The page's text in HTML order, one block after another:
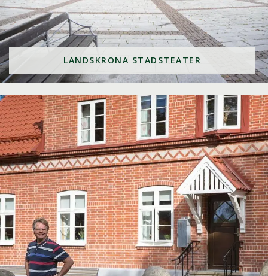
LANDSKRONA STADSTEATER